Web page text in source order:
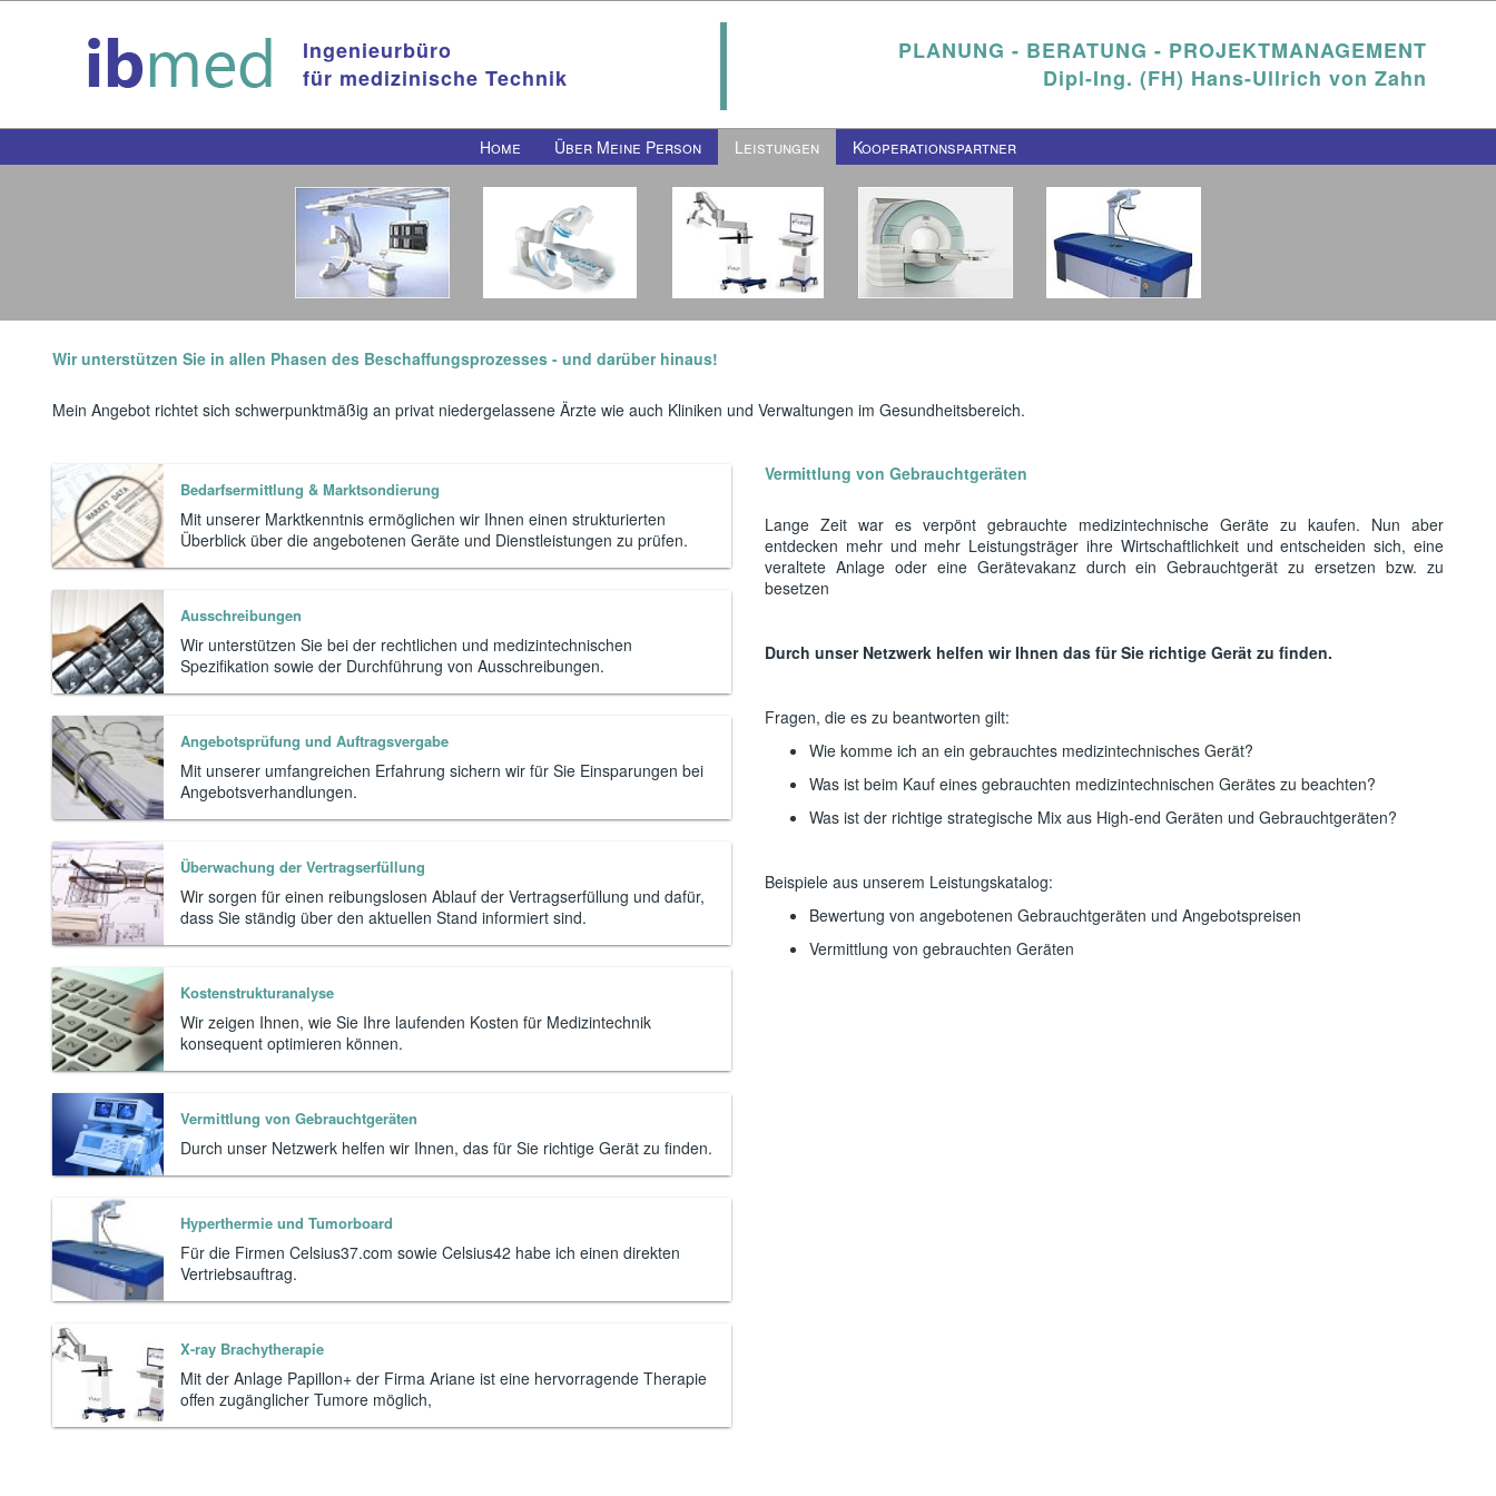
Ingenieurbüro
für medizinische Technik
PLANUNG - BERATUNG - PROJEKTMANAGEMENT
Dipl-Ing. (FH) Hans-Ullrich von Zahn
Home Über Meine Person Leistungen Kooperationspartner
Wir unterstützen Sie in allen Phasen des Beschaffungsprozesses - und darüber hinaus!
Mein Angebot richtet sich schwerpunktmäßig an privat niedergelassene Ärzte wie auch Kliniken und Verwaltungen im Gesundheitsbereich.
Bedarfsermittlung & Marktsondierung
Mit unserer Marktkenntnis ermöglichen wir Ihnen einen strukturierten
Überblick über die angebotenen Geräte und Dienstleistungen zu prüfen.
Ausschreibungen
Wir unterstützen Sie bei der rechtlichen und medizintechnischen
Spezifikation sowie der Durchführung von Ausschreibungen.
Angebotsprüfung und Auftragsvergabe
Mit unserer umfangreichen Erfahrung sichern wir für Sie Einsparungen bei
Angebotsverhandlungen.
Überwachung der Vertragserfüllung
Wir sorgen für einen reibungslosen Ablauf der Vertragserfüllung und dafür,
dass Sie ständig über den aktuellen Stand informiert sind.
Kostenstrukturanalyse
Wir zeigen Ihnen, wie Sie Ihre laufenden Kosten für Medizintechnik
konsequent optimieren können.
Vermittlung von Gebrauchtgeräten
Durch unser Netzwerk helfen wir Ihnen, das für Sie richtige Gerät zu finden.
Hyperthermie und Tumorboard
Für die Firmen Celsius37.com sowie Celsius42 habe ich einen direkten
Vertriebsauftrag.
X-ray Brachytherapie
Mit der Anlage Papillon+ der Firma Ariane ist eine hervorragende Therapie
offen zugänglicher Tumore möglich,
Vermittlung von Gebrauchtgeräten
Lange Zeit war es verpönt gebrauchte medizintechnische Geräte zu kaufen. Nun aber
entdecken mehr und mehr Leistungsträger ihre Wirtschaftlichkeit und entscheiden sich, eine
veraltete Anlage oder eine Gerätevakanz durch ein Gebrauchtgerät zu ersetzen bzw. zu
besetzen
Durch unser Netzwerk helfen wir Ihnen das für Sie richtige Gerät zu finden.
Fragen, die es zu beantworten gilt:
Wie komme ich an ein gebrauchtes medizintechnisches Gerät?
Was ist beim Kauf eines gebrauchten medizintechnischen Gerätes zu beachten?
Was ist der richtige strategische Mix aus High-end Geräten und Gebrauchtgeräten?
Beispiele aus unserem Leistungskatalog:
Bewertung von angebotenen Gebrauchtgeräten und Angebotspreisen
Vermittlung von gebrauchten Geräten